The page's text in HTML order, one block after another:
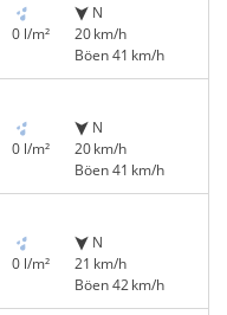
0 l/m²
N
20 km/h
Böen 41 km/h
0 l/m²
N
20 km/h
Böen 41 km/h
0 l/m²
N
21 km/h
Böen 42 km/h